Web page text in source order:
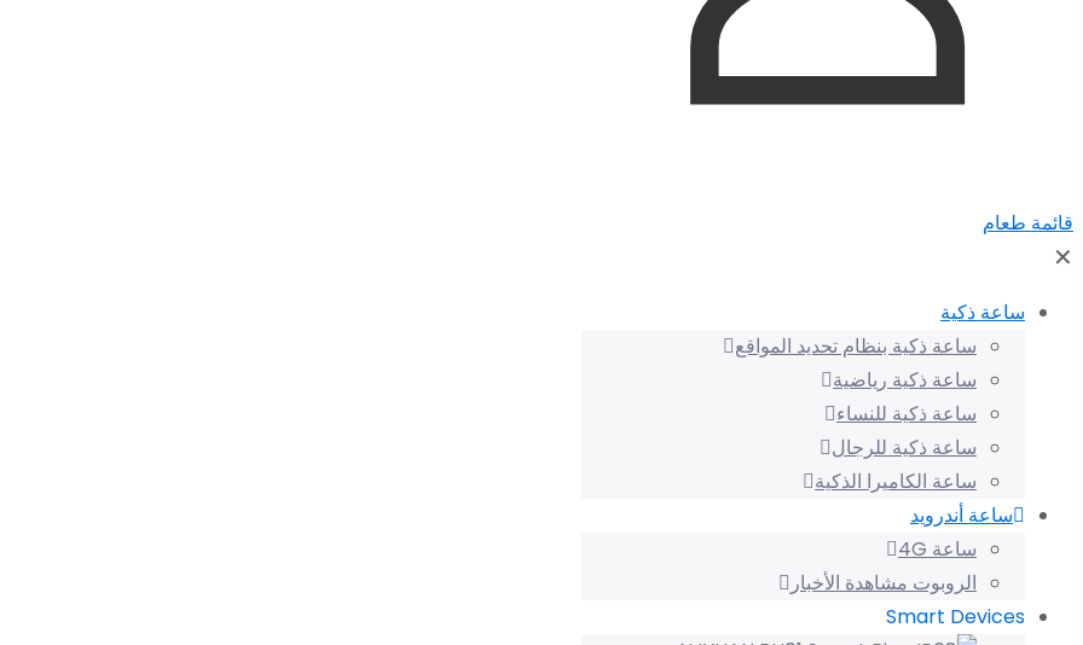
قائمة طعام
✕
ساعة ذكية
ساعة ذكية بنظام تحديد المواقع
ساعة ذكية رياضية
ساعة ذكية للنساء
ساعة ذكية للرجال
ساعة الكاميرا الذكية
ساعة أندرويد
ساعة 4G
الروبوت مشاهدة الأخبار
Smart Devices